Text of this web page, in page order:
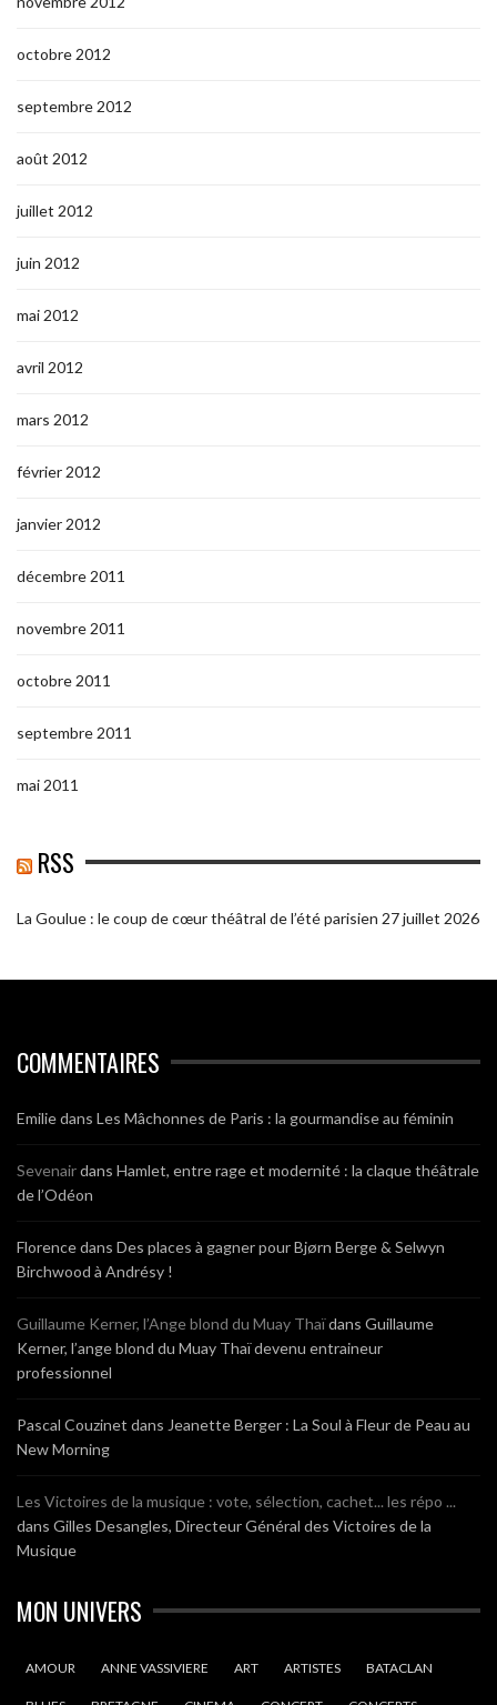
octobre 2012
septembre 2012
août 2012
juillet 2012
juin 2012
mai 2012
avril 2012
mars 2012
février 2012
janvier 2012
décembre 2011
novembre 2011
octobre 2011
septembre 2011
mai 2011
RSS
La Goulue : le coup de cœur théâtral de l’été parisien 27 juillet 2026
COMMENTAIRES
Emiliedans Les Mâchonnes de Paris : la gourmandise au féminin
Sevenairdans Hamlet, entre rage et modernité : la claque théâtrale
de l’Odéon
Florencedans Des places à gagner pour Bjørn Berge & Selwyn
Birchwood à Andrésy !
Guillaume Kerner, l’Ange blond du Muay Thaïdans Guillaume
Kerner, l’ange blond du Muay Thaï devenu entraineur
professionnel
Pascal Couzinet dans Jeanette Berger : La Soul à Fleur de Peau au
New Morning
Les Victoires de la musique : vote, sélection, cachet... les répo ...
dans Gilles Desangles, Directeur Général des Victoires de la
Musique
MON UNIVERS
AMOUR ANNE VASSIVIERE ART ARTISTES BATACLAN